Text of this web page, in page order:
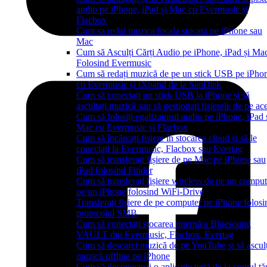
audio pe iPhone, iPad și Mac cu Evermusic și
Flacbox
Cum sa redai muzica locala stocata pe iPhone sau
Mac
Cum să Asculți Cărți Audio pe iPhone, iPad și
Folosind Evermusic
Cum să redați muzică de pe un stick USB pe
cu Evermusic și iXpand de la SanDisk
Cum să conectați un stick USB la iPhone și să
ascultați muzică sau să gestionați fișierele de pe
Cum să folosiți egalizatorul audio pe iPhone, iPad
Mac cu Evermusic și Flacbox
Cum să încărcați fișiere în stocarea cloud și să le
conectați la Evermusic, Flacbox sau Evertag
Cum să transferați fișiere de pe Mac pe iPhone sau
iPad folosind Finder
Cum să transferați fișiere wireless de pe un
pe un iPhone folosind WiFi-Drive
Transferați fișiere de pe computer pe iPhone
protocolul SMB
Cum să conectați stocarea internă a Bluesound
VAULT din Evermusic, Flacbox, Evertag
Cum să descarci muzică de pe YouTube și să
muzică offline pe iPhone